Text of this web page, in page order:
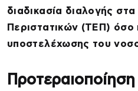
διαδικασία διαλογής
Περιστατικών (ΤΕΠ) όσο
υποστελέχωσης του